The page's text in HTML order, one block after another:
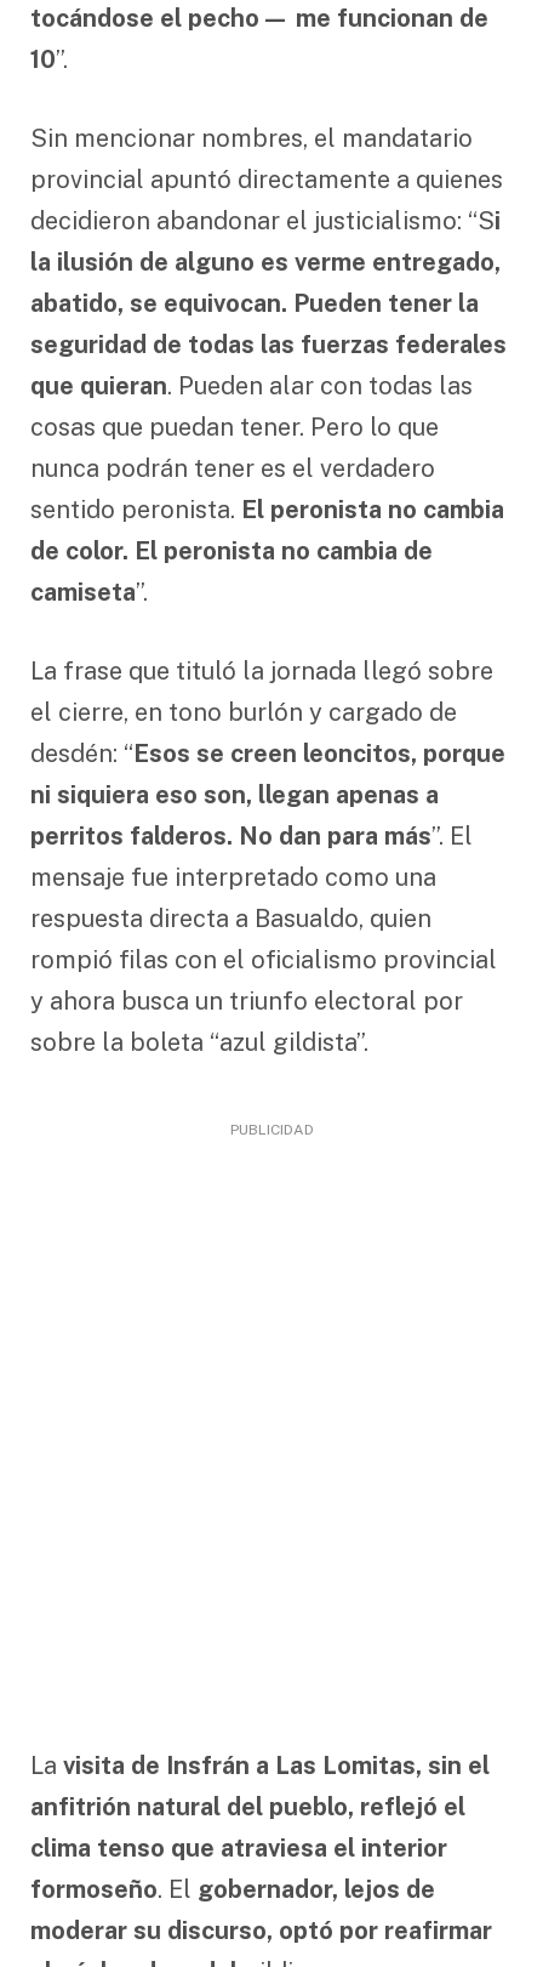
tocándose el pecho— me funcionan de
10”.
Sin mencionar nombres, el mandatario
provincial apuntó directamente a quienes
decidieron abandonar el justicialismo: “Si
la ilusión de alguno es verme entregado,
abatido, se equivocan. Pueden tener la
seguridad de todas las fuerzas federales
que quieran. Pueden alar con todas las
cosas que puedan tener. Pero lo que
nunca podrán tener es el verdadero
sentido peronista. El peronista no cambia
de color. El peronista no cambia de
camiseta”.
La frase que tituló la jornada llegó sobre
el cierre, en tono burlón y cargado de
desdén: “Esos se creen leoncitos, porque
ni siquiera eso son, llegan apenas a
perritos falderos. No dan para más”. El
mensaje fue interpretado como una
respuesta directa a Basualdo, quien
rompió filas con el oficialismo provincial
y ahora busca un triunfo electoral por
sobre la boleta “azul gildista”.
PUBLICIDAD
La visita de Insfrán a Las Lomitas, sin el
anfitrión natural del pueblo, reflejó el
clima tenso que atraviesa el interior
formoseño. El gobernador, lejos de
moderar su discurso, optó por reafirmar